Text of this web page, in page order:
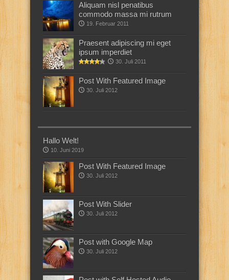
Aliquam nisl penatibus
commodo massa mi rutrum
19. Februar 2011
Praesent adipiscing mi eget
ipsum imperdiet
30. Juli 2011
Post With Featured Image
30. Juli 2012
Hallo Welt!
10. Juni 2019
Post With Featured Image
30. Juli 2012
Post With Slider
30. Juli 2012
Post with Google Map
30. Juli 2012